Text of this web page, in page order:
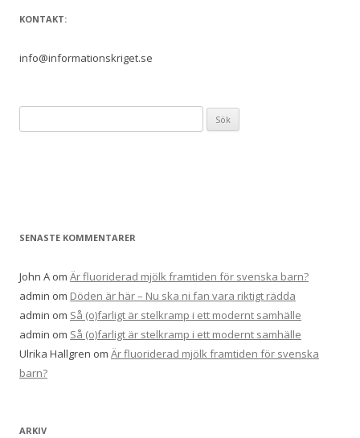
KONTAKT:
info@informationskriget.se
efter:
SENASTE KOMMENTARER
John A om Är fluoriderad mjölk framtiden för svenska barn?
admin om Döden är här – Nu ska ni fan vara riktigt rädda
admin om Så (o)farligt är stelkramp i ett modernt samhälle
admin om Så (o)farligt är stelkramp i ett modernt samhälle
Ulrika Hallgren om Är fluoriderad mjölk framtiden för svenska
barn?
ARKIV